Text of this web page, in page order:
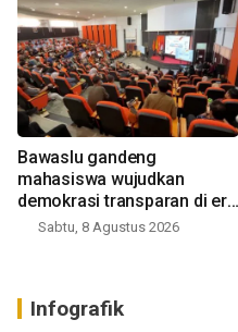
Bawaslu gandeng
mahasiswa wujudkan
demokrasi transparan di era
digital
Sabtu, 8 Agustus 2026
Infografik